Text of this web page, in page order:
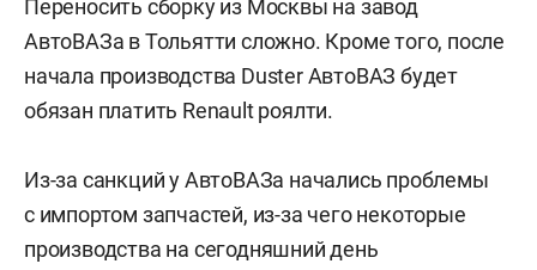
Переносить сборку из Москвы на завод
АвтоВАЗа в Тольятти сложно. Кроме того, после
начала производства Duster АвтоВАЗ будет
обязан платить Renault роялти.
Из-за санкций у АвтоВАЗа начались проблемы
с импортом запчастей, из-за чего некоторые
производства на сегодняшний день